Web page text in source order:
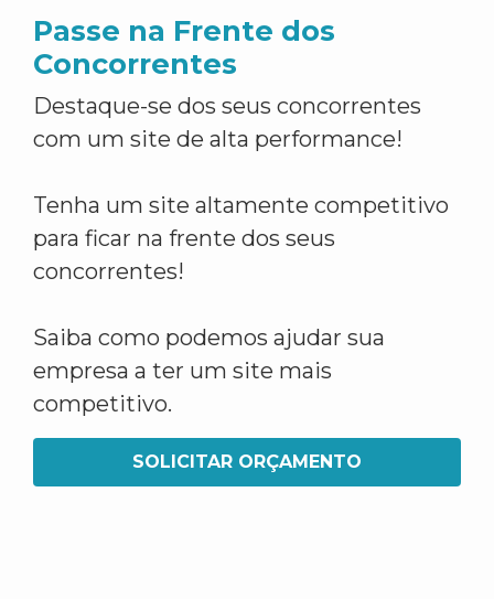
Passe na Frente dos
Concorrentes
Destaque-se dos seus concorrentes
com um site de alta performance!
Tenha um site altamente competitivo
para ficar na frente dos seus
concorrentes!
Saiba como podemos ajudar sua
empresa a ter um site mais
competitivo.
SOLICITAR ORÇAMENTO